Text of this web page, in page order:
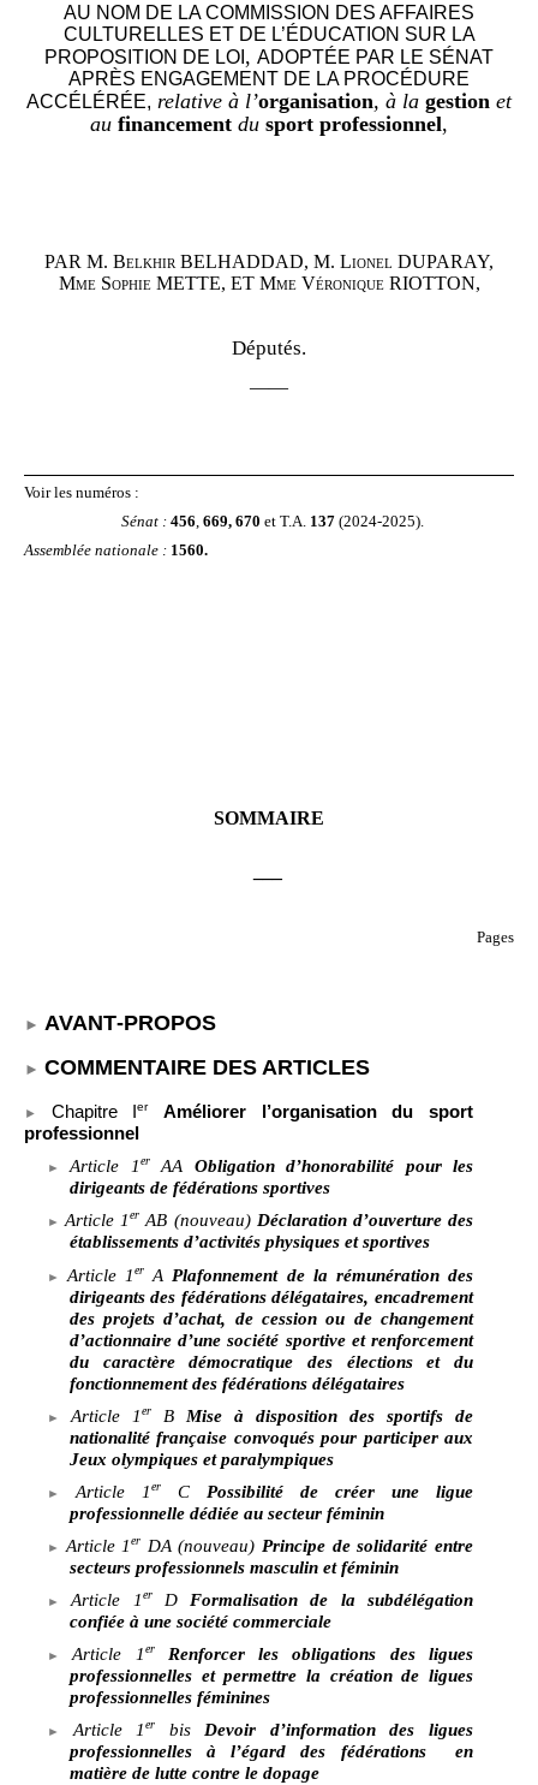
AU NOM DE LA COMMISSION DES AFFAIRES
CULTURELLES ET DE L’ÉDUCATION SUR LA
PROPOSITION DE LOI , ADOPTÉE PAR LE SÉNAT
APRÈS ENGAGEMENT DE LA PROCÉDURE
ACCÉLÉRÉE, relative à l’organisation, à la gestion et
au financement du sport professionnel,
PAR M. Belkhir BELHADDAD, M. Lionel DUPARAY,
Mme Sophie METTE, ET Mme Véronique RIOTTON,
Députés.
——
Voir les numéros :
Sénat : 456 ,669, 670 et T.A. 137 (2024‑2025).
Assemblée nationale : 1560.
SOMMAIRE
Pages
AVANT‑PROPOS
COMMENTAIRE DES ARTICLES
Chapitre Ier
Améliorer l’organisation du sport
professionnel
Article
1er AA Obligation d’honorabilité pour les
dirigeants de fédérations sportives
Article 1er AB (nouveau) Déclaration d’ouverture des
établissements d’activités physiques et sportives
Article 1er A Plafonnement de la rémunération des
dirigeants des fédérations délégataires, encadrement
des projets d’achat, de cession ou de changement
d’actionnaire d’une société sportive et renforcement
du caractère démocratique des élections et du
fonctionnement des fédérations délégataires
Article 1er BMise à disposition des sportifs de
nationalité française convoqués pour participer aux
Jeux olympiques et paralympiques
Article
1er C Possibilité de créer une ligue
professionnelle dédiée au secteur féminin
Article 1er DA (nouveau) Principe de solidarité entre
secteurs professionnels masculin et féminin
Article
1er D Formalisation de la subdélégation
confiée à une société commerciale
Article
1er
Renforcer les obligations des ligues
professionnelles et permettre la création de ligues
professionnelles féminines
Article
1er bis Devoir d’information des ligues
professionnelles à l’égard des fédérations
en
matière de lutte contre le dopage